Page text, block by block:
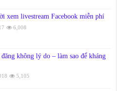
xem livestream Facebook miễn phí
6,008
không lý do – làm sao để kháng
5,105